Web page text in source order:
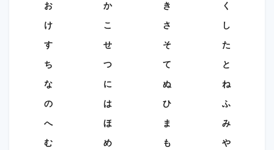
お
か き
く
け
こ さ
し
す
せ そ
た
ち
つ て
と
な
に ぬ
ね
の
は ひ
ふ
へ
ほ ま
み
む
め も
や